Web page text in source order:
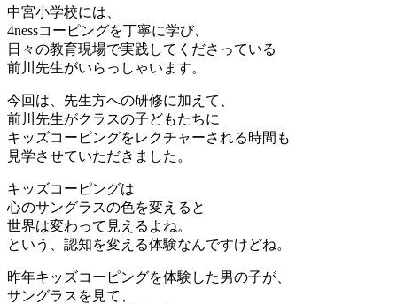
中宮小学校には、
4nessコーピングを丁寧に学び、
日々の教育現場で実践してくださっている
前川先生がいらっしゃいます。
今回は、先生方への研修に加えて、
前川先生がクラスの子どもたちに
キッズコーピングをレクチャーされる時間も
見学させていただきました。
キッズコーピングは
心のサングラスの色を変えると
世界は変わって見えるよね。
という、認知を変える体験なんですけどね。
昨年キッズコーピングを体験した男の子が、
サングラスを見て、